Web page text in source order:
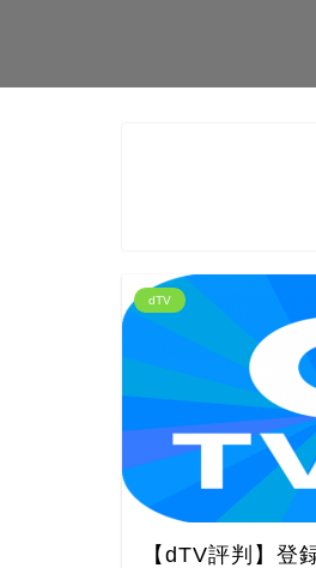
dTV
【dTV評判】登